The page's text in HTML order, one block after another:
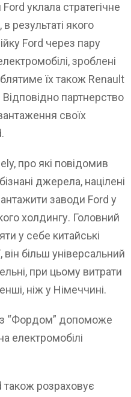
уклала стратегічне
результаті якого
Ford через пару
зроблені
їх також Renault
Відповідно партнерство
своїх
про які повідомив
джерела, націлені
заводи Ford у
холдингу. Головний
у себе китайські
більш універсальний
при цьому витрати
ніж у Німеччині.
з “Фордом” допоможе
електромобілі
також розраховує